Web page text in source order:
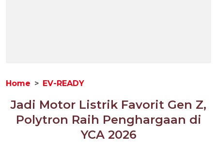
Home EV-READY
Jadi Motor Listrik Favorit Gen Z,
Polytron Raih Penghargaan di
YCA 2026